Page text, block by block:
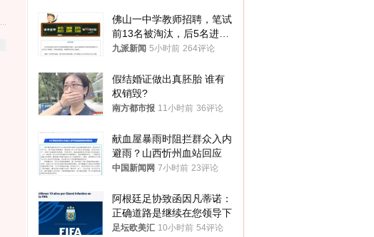
佛山一中学教师招聘，笔试
前13名被淘汰，后5名进体
检，被疑萝卜岗，官方通
九派新闻 5小时前 264评论
假结婚证做出真胚胎 谁有
权销毁?
南方都市报 11小时前 36评论
献血屋暴雨时阻拦群众入内
避雨？山西忻州血站回应
中国新闻网 7小时前 23评论
阿根廷足协致函因凡蒂诺：
正确道路是继续在您领导下
足坛欧美汇 10小时前 54评论